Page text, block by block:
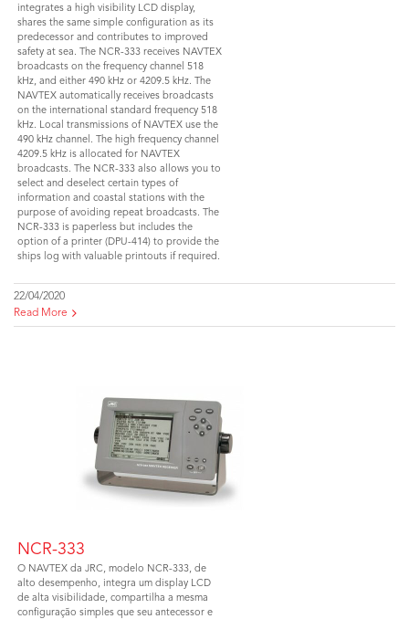
integrates a high visibility LCD display,
shares the same simple configuration as its
predecessor and contributes to improved
safety at sea. The NCR-333 receives NAVTEX
broadcasts on the frequency channel 518
kHz, and either 490 kHz or 4209.5 kHz. The
NAVTEX automatically receives broadcasts
on the international standard frequency 518
kHz. Local transmissions of NAVTEX use the
490 kHz channel. The high frequency channel
4209.5 kHz is allocated for NAVTEX
broadcasts. The NCR-333 also allows you to
select and deselect certain types of
information and coastal stations with the
purpose of avoiding repeat broadcasts. The
NCR-333 is paperless but includes the
option of a printer (DPU-414) to provide the
ships log with valuable printouts if required.
22/04/2020
Read More
NCR-333
O NAVTEX da JRC, modelo NCR-333, de
alto desempenho, integra um display LCD
de alta visibilidade, compartilha a mesma
configuração simples que seu antecessor e